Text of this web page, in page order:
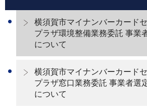
横須賀市マイナンバーカード
プラザ環境整備業務委託 事業
について
横須賀市マイナンバーカード
プラザ窓口業務委託 事業者選
について